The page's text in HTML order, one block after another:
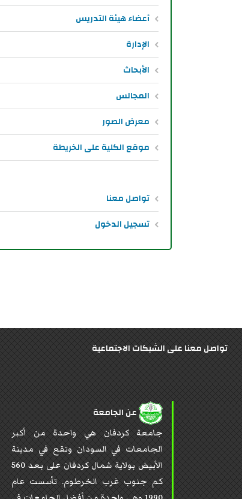
أعضاء هيئة التدريس
الإدارة
الأبحاث
المجالس
معرض الصور
موقع الكلية على الخريطة
تواصل معنا
تسجيل الدخول
تواصل معنا على الشبكات الاجتماعية
عن الجامعة
جامعة كردفان هي واحدة من أكبر
الجامعات في السودان وتقع في مدينة
الأبيض بولاية شمال كردفان على بعد 560
كم جنوب غرب الخرطوم. تأسست عام